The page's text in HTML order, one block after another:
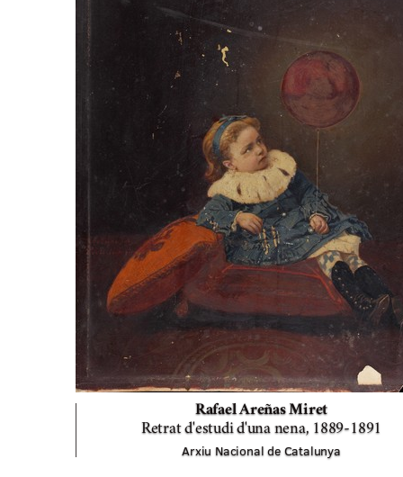
Rafael Areñas Miret
Retrat d'estudi d'una nena, 1889-1891
Arxiu Nacional de Catalunya